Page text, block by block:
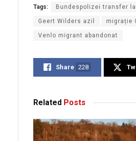
Tags: Bundespolizei transfer
Geert Wilders azil migrație
Venlo migrant abandonat
Share 228
Related Posts